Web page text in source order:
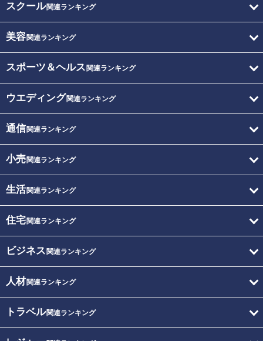
スクール関連ランキング
美容関連ランキング
スポーツ＆ヘルス 関連ランキング
ウエディング関連ランキング
通信関連ランキング
小売関連ランキング
生活関連ランキング
住宅関連ランキング
ビジネス 関連ランキング
人材関連ランキング
トラベル関連ランキング